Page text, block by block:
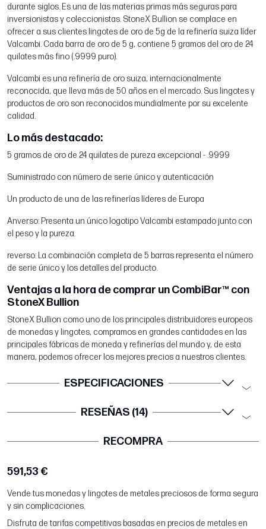
durante siglos. Es una de las materias primas más seguras para
inversionistas y coleccionistas. StoneX Bullion se complace en
ofrecer a sus clientes lingotes de oro de 5g de la refinería suiza líder
Valcambi. Cada barra de oro de 5 g, contiene 5 gramos del oro de 24
quilates más fino (.9999 puro).
Valcambi es una refinería de oro suiza, internacionalmente
reconocida, que lleva más de 50 años en el mercado. Sus lingotes y
productos de oro son reconocidos mundialmente por su excelente
calidad.
Lo más destacado:
5 gramos de oro de 24 quilates de pureza excepcional - .9999
Suministrado con número de serie único y autenticación
Un producto de una de las refinerías líderes de Europa
Anverso: Presenta un único logotipo Valcambi estampado junto con
el peso y la pureza.
reverso: La combinación completa de 5 barras representa el número
de serie único y los detalles del producto.
Ventajas a la hora de comprar un CombiBar™ con
StoneX Bullion
StoneX Bullion como uno de los principales distribuidores europeos
de monedas y lingotes, compramos en grandes cantidades en las
principales fábricas de moneda y refinerías del mundo y, de esta
manera, podemos ofrecer los mejores precios a nuestros clientes.
ESPECIFICACIONES
RESEÑAS (14)
RECOMPRA
591,53 €
Vende tus monedas y lingotes de metales preciosos de forma segura
y sin complicaciones.
Disfruta de tarifas competitivas basadas en precios de metales en